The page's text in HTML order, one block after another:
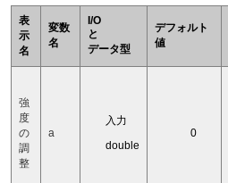
表
示
名
変数
名
I/O
と
データ型
デフォルト
値
強
度
の
調
整
a
入力
double
0